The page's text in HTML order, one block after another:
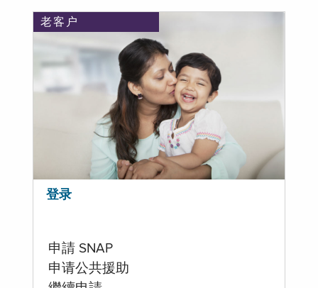
老客户
登录
申請 SNAP
申请公共援助